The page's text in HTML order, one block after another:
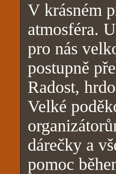
V krásném
atmosféra.
pro nás
postupně
Radost,
Velké
dárečky a
pomoc